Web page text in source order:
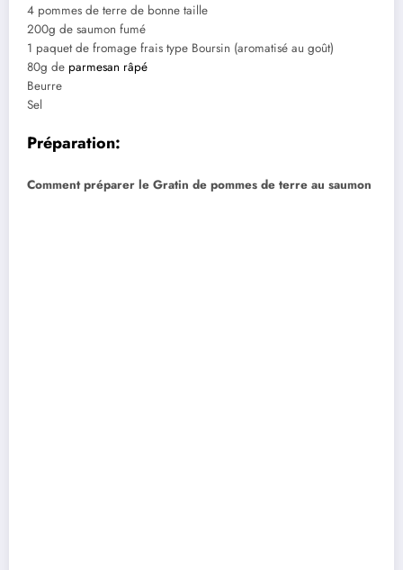
4 pommes de terre de bonne taille
200g de saumon fumé
1 paquet de fromage frais type Boursin (aromatisé au goût)
80g de parmesan râpé
Beurre
Sel
Préparation:
Comment préparer le Gratin de pommes de terre au saumon